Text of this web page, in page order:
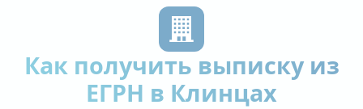
Как получить выписку из
ЕГРН в Клинцах